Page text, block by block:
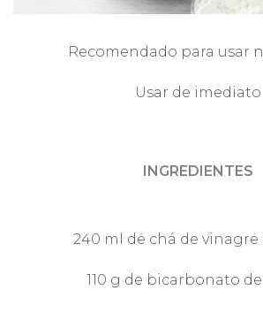
Recomendado para usar
Usar de imediato
INGREDIENTES
240 ml de chá de vinagre
110 g de bicarbonato